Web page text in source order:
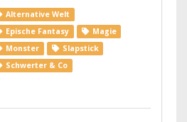
Alternative Welt
Epische Fantasy
Magie
Monster
Slapstick
Schwerter & Co